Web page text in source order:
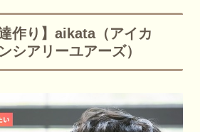
作り】aikata（アイカ
シアリーユアーズ）